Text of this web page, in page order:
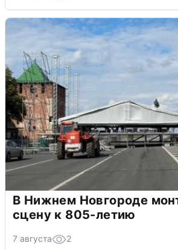
В Нижнем Новгороде
сцену к 805-летию
7 августа 2